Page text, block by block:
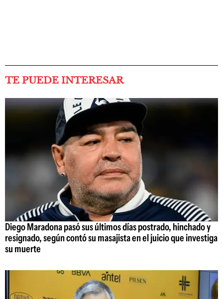
TE PUEDE INTERESAR
Diego Maradona pasó sus últimos días postrado, hinchado y
resignado, según contó su masajista en el juicio que investiga
su muerte